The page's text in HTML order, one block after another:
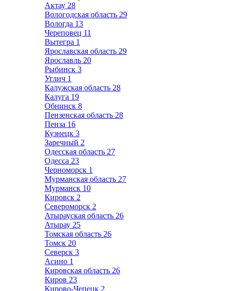
Актау 28
Вологодская область 29
Вологда 13
Череповец 11
Вытегра 1
Ярославская область 29
Ярославль 20
Рыбинск 3
Углич 1
Калужская область 28
Калуга 19
Обнинск 8
Пензенская область 28
Пенза 16
Кузнецк 3
Заречный 2
Одесская область 27
Одесса 23
Черноморск 1
Мурманская область 27
Мурманск 10
Кировск 2
Североморск 2
Атырауская область 26
Атырау 25
Томская область 26
Томск 20
Северск 3
Асино 1
Кировская область 26
Киров 23
Кирово-Чепецк 2